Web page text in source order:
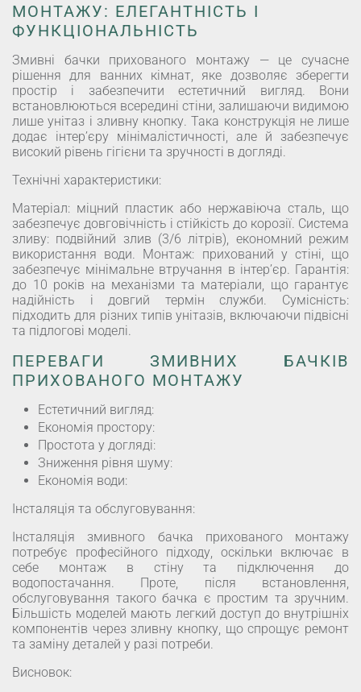
МОНТАЖУ: ЕЛЕГАНТНІСТЬ І
ФУНКЦІОНАЛЬНІСТЬ
Змивні бачки прихованого монтажу — це сучасне
рішення для ванних кімнат, яке дозволяє зберегти
простір і забезпечити естетичний вигляд. Вони
встановлюються всередині стіни, залишаючи видимою
лише унітаз і зливну кнопку. Така конструкція не лише
додає інтер’єру мінімалістичності, але й забезпечує
високий рівень гігієни та зручності в догляді.
Технічні характеристики:
Матеріал: міцний пластик або нержавіюча сталь, що
забезпечує довговічність і стійкість до корозії. Система
зливу: подвійний злив (3/6 літрів), економний режим
використання води. Монтаж: прихований у стіні, що
забезпечує мінімальне втручання в інтер’єр. Гарантія:
до 10 років на механізми та матеріали, що гарантує
надійність і довгий термін служби. Сумісність:
підходить для різних типів унітазів, включаючи підвісні
та підлогові моделі.
ПЕРЕВАГИ ЗМИВНИХ БАЧКІВ
ПРИХОВАНОГО МОНТАЖУ
Естетичний вигляд:
Економія простору:
Простота у догляді:
Зниження рівня шуму:
Економія води:
Інсталяція та обслуговування:
Інсталяція змивного бачка прихованого монтажу
потребує професійного підходу, оскільки включає в
себе монтаж в стіну та підключення до
водопостачання. Проте, після встановлення,
обслуговування такого бачка є простим та зручним.
Більшість моделей мають легкий доступ до внутрішніх
компонентів через зливну кнопку, що спрощує ремонт
та заміну деталей у разі потреби.
Висновок: